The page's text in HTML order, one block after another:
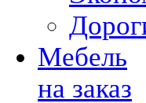
Мебель
на заказ